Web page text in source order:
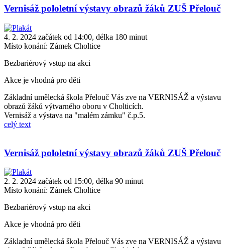
Vernisáž pololetní výstavy obrazů žáků ZUŠ Přelouč
4. 2. 2024 začátek od 14:00, délka 180 minut
Místo konání: Zámek Choltice
Bezbariérový vstup na akci
Akce je vhodná pro děti
Základní umělecká škola Přelouč Vás zve na VERNISÁŽ a výstavu
obrazů žáků výtvarného oboru v Cholticích.
Vernisáž a výstava na "malém zámku" č.p.5.
celý text
Vernisáž pololetní výstavy obrazů žáků ZUŠ Přelouč
2. 2. 2024 začátek od 15:00, délka 90 minut
Místo konání: Zámek Choltice
Bezbariérový vstup na akci
Akce je vhodná pro děti
Základní umělecká škola Přelouč Vás zve na VERNISÁŽ a výstavu